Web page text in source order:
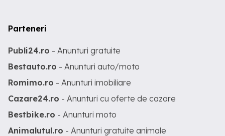
Parteneri
Publi24.ro - Anunturi gratuite
Bestauto.ro - Anunturi auto/moto
Romimo.ro - Anunturi imobiliare
Cazare24.ro - Anunturi cu oferte de cazare
Bestbike.ro - Anunturi moto
Animalutul.ro - Anunturi gratuite animale